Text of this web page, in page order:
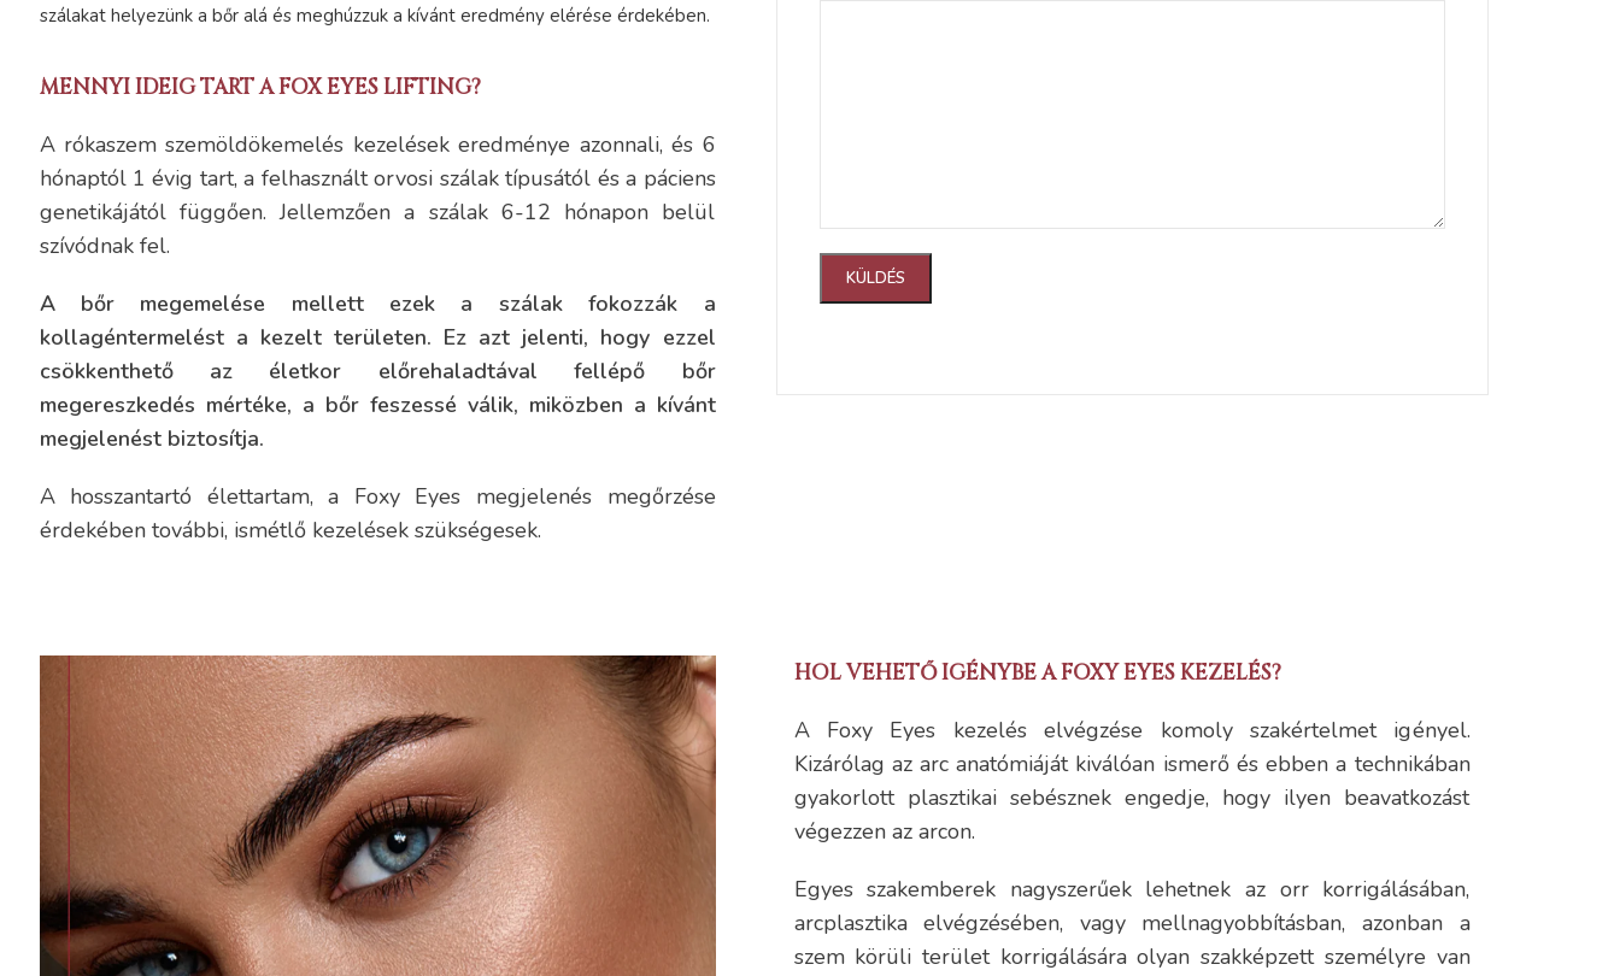
szálakat helyezünk a bőr alá és meghúzzuk a kívánt eredmény elérése érdekében.
MENNYI IDEIG TART A FOX EYES LIFTING?
A rókaszem szemöldökemelés kezelések eredménye azonnali, és 6
hónaptól 1 évig tart, a felhasznált orvosi szálak típusától és a páciens
genetikájától függően. Jellemzően a szálak 6-12 hónapon belül
szívódnak fel.
A bőr megemelése mellett ezek a szálak fokozzák a
kollagéntermelést a kezelt területen. Ez azt jelenti, hogy ezzel
csökkenthető az életkor előrehaladtával fellépő bőr
megereszkedés mértéke, a bőr feszessé válik, miközben a kívánt
megjelenést biztosítja.
A hosszantartó élettartam, a Foxy Eyes megjelenés megőrzése
érdekében további, ismétlő kezelések szükségesek.
HOL VEHETŐ IGÉNYBE A FOXY EYES KEZELÉS?
A Foxy Eyes kezelés elvégzése komoly szakértelmet igényel.
Kizárólag az arc anatómiáját kiválóan ismerő és ebben a technikában
gyakorlott plasztikai sebésznek engedje, hogy ilyen beavatkozást
végezzen az arcon.
Egyes szakemberek nagyszerűek lehetnek az orr korrigálásában,
arcplasztika elvégzésében, vagy mellnagyobbításban, azonban a
szem körüli terület korrigálására olyan szakképzett személyre van